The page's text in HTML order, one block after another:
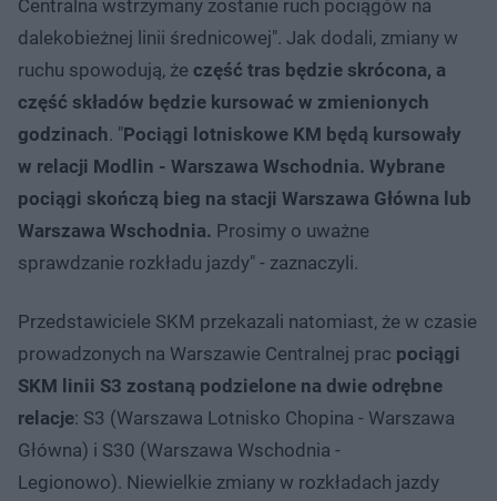
Centralna wstrzymany zostanie ruch pociągów na
dalekobieżnej linii średnicowej". Jak dodali, zmiany w
ruchu spowodują, że część tras będzie skrócona, a
część składów będzie kursować w zmienionych
godzinach. "Pociągi lotniskowe KM będą kursowały
w relacji Modlin - Warszawa Wschodnia. Wybrane
pociągi skończą bieg na stacji Warszawa Główna lub
Warszawa Wschodnia. Prosimy o uważne
sprawdzanie rozkładu jazdy" - zaznaczyli.
Przedstawiciele SKM przekazali natomiast, że w czasie
prowadzonych na Warszawie Centralnej prac pociągi
SKM linii S3 zostaną podzielone na dwie odrębne
relacje: S3 (Warszawa Lotnisko Chopina - Warszawa
Główna) i S30 (Warszawa Wschodnia -
Legionowo). Niewielkie zmiany w rozkładach jazdy